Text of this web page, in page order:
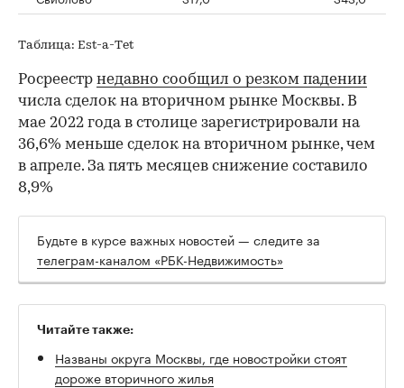
Таблица: Est-a-Тet
Росреестр недавно сообщил о резком падении
числа сделок на вторичном рынке Москвы. В
мае 2022 года в столице зарегистрировали на
36,6% меньше сделок на вторичном рынке, чем
в апреле. За пять месяцев снижение составило
8,9%
Будьте в курсе важных новостей — следите за
телеграм-каналом «РБК-Недвижимость»
Читайте также:
Названы округа Москвы, где новостройки стоят
дороже вторичного жилья